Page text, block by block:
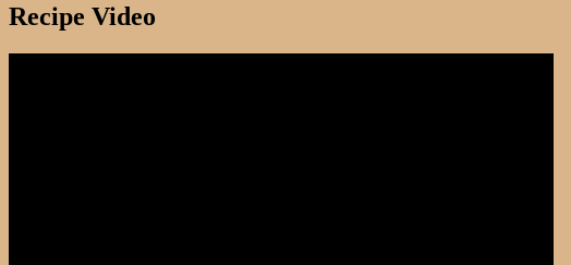
Recipe Video